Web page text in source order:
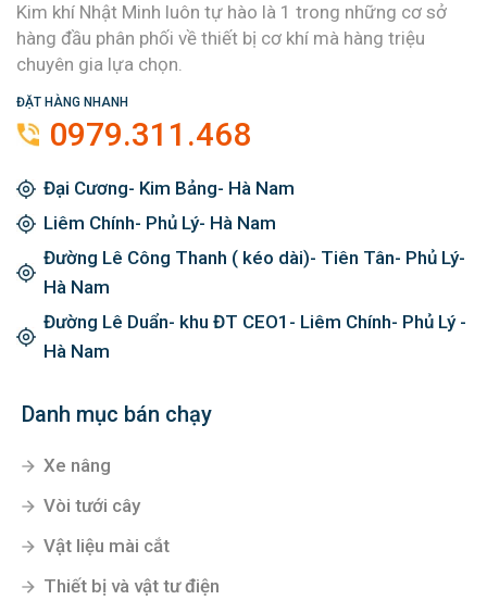
Kim khí Nhật Minh luôn tự hào là 1 trong những cơ sở
hàng đầu phân phối về thiết bị cơ khí mà hàng triệu
chuyên gia lựa chọn.
ĐẶT HÀNG NHANH
0979.311.468
Đại Cương- Kim Bảng- Hà Nam
Liêm Chính- Phủ Lý- Hà Nam
Đường Lê Công Thanh ( kéo dài)- Tiên Tân- Phủ Lý-
Hà Nam
Đường Lê Duẩn- khu ĐT CEO1- Liêm Chính- Phủ Lý -
Hà Nam
Danh mục bán chạy
Xe nâng
Vòi tưới cây
Vật liệu mài cắt
Thiết bị và vật tư điện